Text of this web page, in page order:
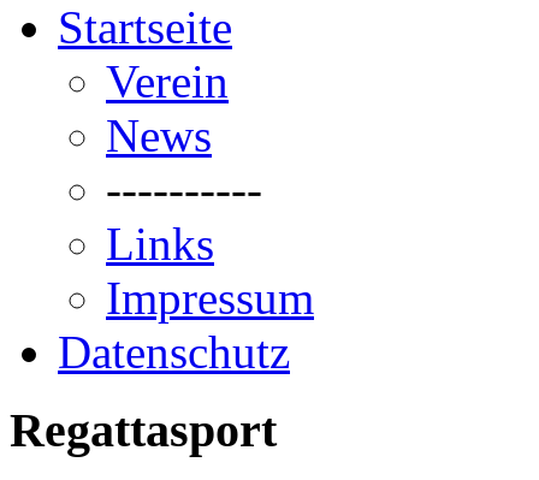
Startseite
Verein
News
----------
Links
Impressum
Datenschutz
Regattasport